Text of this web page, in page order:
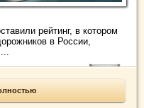
рейтинг, в котором
в России,